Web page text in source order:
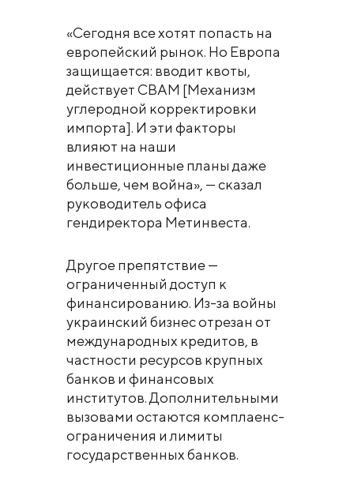
«Сегодня все хотят попасть на
европейский рынок. Но Европа
защищается: вводит квоты,
действует CBAM [Механизм
углеродной корректировки
импорта]. И эти факторы
влияют на наши
инвестиционные планы даже
больше, чем война», — сказал
руководитель офиса
гендиректора Метинвеста.
Другое препятствие —
ограниченный доступ к
финансированию. Из-за войны
украинский бизнес отрезан от
международных кредитов, в
частности ресурсов крупных
банков и финансовых
институтов. Дополнительными
вызовами остаются комплаенс-
ограничения и лимиты
государственных банков.